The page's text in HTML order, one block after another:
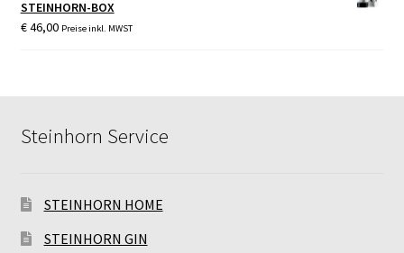
STEINHORN-BOX
€46,00 Preise inkl. MWST
Steinhorn Service
STEINHORN HOME
STEINHORN GIN